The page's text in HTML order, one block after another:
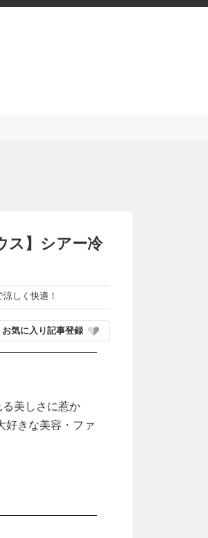
ス】シアー冷
しく快適！
お気に入り記事登録
美しさに惹か
好きな美容・ファ